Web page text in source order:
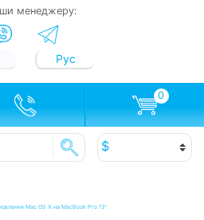
менеджеру:
Рус
0
Mac OS X на MacBook Pro 13"